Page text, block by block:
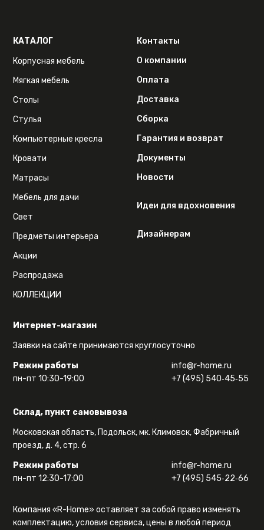
Интернет-магазин
Заявки на сайте принимаются круглосуточно
Режим работы
пн-пт 10:30-19:00
info@r-home.ru
+7 (495) 540‑45‑55
Склад, пункт самовывоза
Московская область, Подольск, мк. Климовск, Фабричный
проезд, д. 4, стр. 6
Режим работы
пн-пт 12:30-17:00
info@r-home.ru
+7 (495) 545‑22‑66
КАТАЛОГ
Корпусная мебель
Мягкая мебель
Столы
Стулья
Компьютерные кресла
Кровати
Матрасы
Мебель для дачи
Свет
Предметы интерьера
Акции
Распродажа
КОЛЛЕКЦИИ
Контакты
О компании
Оплата
Доставка
Сборка
Гарантия и возврат
Документы
Новости
Идеи для вдохновения
Дизайнерам
Компания «R-Home» оставляет за собой право изменять
комплектацию, условия сервиса, цены в любой период